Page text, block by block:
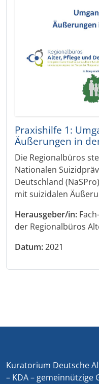
Praxishilfe 1:
Äußerungen in
Die Regionalbüros
Nationalen
Deutschland
mit suizidalen
Herausgeber/in:
der Regionalbüros
Datum:2021
Kuratorium Deutsche
– KDA – gemeinnützige